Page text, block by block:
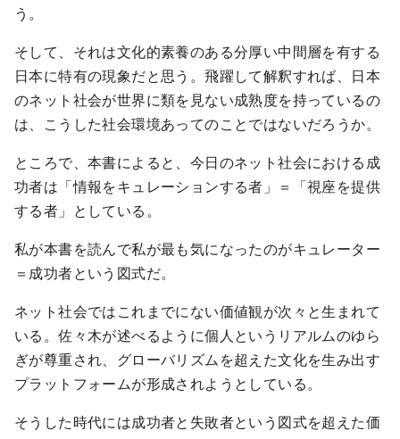
う。
そして、それは文化的素養のある分厚い中間層を有する
日本に特有の現象だと思う。飛躍して解釈すれば、日本
のネット社会が世界に類を見ない成熟度を持っているの
は、こうした社会環境あってのことではないだろうか。
ところで、本書によると、今日のネット社会における成
功者は「情報をキュレーションする者」＝「視座を提供
する者」としている。
私が本書を読んで私が最も気になったのがキュレーター
＝成功者という図式だ。
ネット社会ではこれまでにない価値観が次々と生まれて
いる。佐々木が述べるように個人というリアルムのゆら
ぎが尊重され、グローバリズムを超えた文化を生み出す
プラットフォームが形成されようとしている。
そうした時代には成功者と失敗者という図式を超えた価